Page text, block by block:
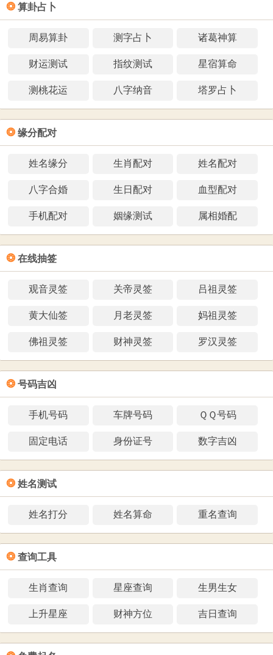
❂ 算卦占卜
周易算卦 测字占卜 诸葛神算
财运测试 指纹测试 星宿算命
测桃花运 八字纳音 塔罗占卜
❂ 缘分配对
姓名缘分 生肖配对 姓名配对
八字合婚 生日配对 血型配对
手机配对 姻缘测试 属相婚配
❂ 在线抽签
观音灵签 关帝灵签 吕祖灵签
黄大仙签 月老灵签 妈祖灵签
佛祖灵签 财神灵签 罗汉灵签
❂ 号码吉凶
手机号码 车牌号码 ＱＱ号码
固定电话 身份证号 数字吉凶
❂ 姓名测试
姓名打分 姓名算命 重名查询
❂ 查询工具
生肖查询 星座查询 生男生女
上升星座 财神方位 吉日查询